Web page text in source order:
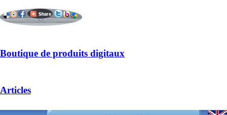
Boutique de produits digitaux
Articles